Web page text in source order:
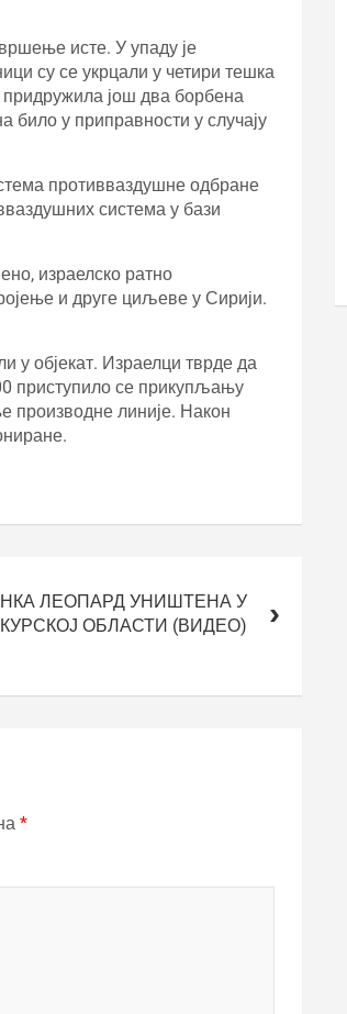
исте. У упаду је
су се укрцали у четири тешка
још два борбена
било у приправности у случају
противваздушне одбране
система у бази
израелско ратно
и друге циљеве у Сирији.
у објекат. Израелци тврде да
приступило се прикупљању
производне линије. Након
ЛЕОПАРД УНИШТЕНА У
КУРСКОЈ ОБЛАСТИ (ВИДЕО)
*